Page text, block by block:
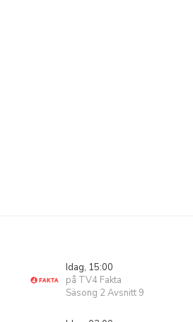
Idag, 15:00
på TV4 Fakta
Säsong 2 Avsnitt 9